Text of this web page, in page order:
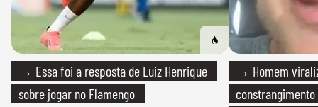
→ Essa foi a resposta de Luiz Henrique
sobre jogar no Flamengo
→ Homem